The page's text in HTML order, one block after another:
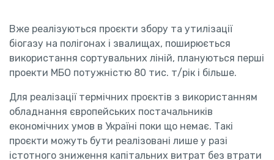
Вже реалізуються проєкти збору та утилізації
біогазу на полігонах і звалищах, поширюється
використання сортувальних ліній, плануються перші
проекти МБО потужністю 80 тис. т/рік і більше.
Для реалізації термічних проєктів з використанням
обладнання європейських постачальників
економічних умов в Україні поки що немає. Такі
проєкти можуть бути реалізовані лише у разі
істотного зниження капітальних витрат без втрати